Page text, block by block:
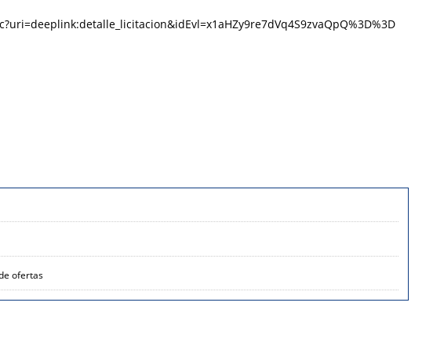
ofertas